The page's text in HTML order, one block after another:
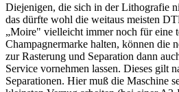
Diejenigen, die sich in der Lithografie
das dürfte wohl die weitaus meisten
„Moire" vielleicht immer noch für eine
Champagnermarke halten, können die
zur Rasterung und Separation dann
Service vornehmen lassen. Dieses gilt
Separationen. Hier muß die Maschine